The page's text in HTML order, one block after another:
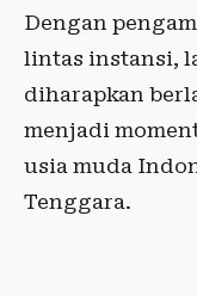
Dengan
lintas instansi,
diharapkan
menjadi
usia muda
Tenggara.